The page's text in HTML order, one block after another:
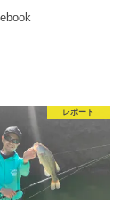
レポート